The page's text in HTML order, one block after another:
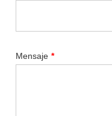
Mensaje *